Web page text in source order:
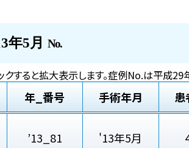
年5月 No.
すると拡大表示します。症例No.は平成29
年_番号 手術年月 患
’13_81 '13年5月